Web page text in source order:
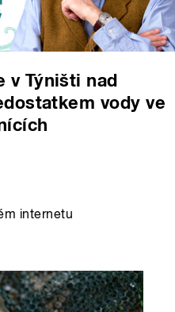
v Týništi nad
vody ve
internetu